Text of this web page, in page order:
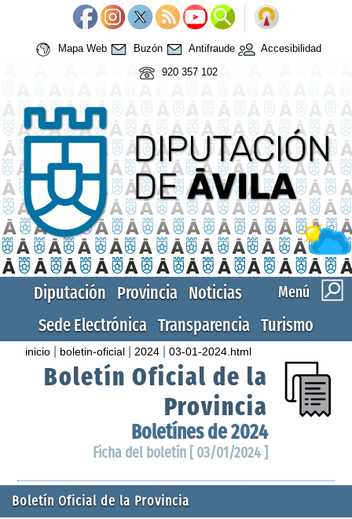
Mapa Web Buzón Antifraude
Accesibilidad
920 357 102
Menú
Diputación Provincia Noticias
Sede Electrónica Transparencia Turismo
inicio boletin-oficial 2024 |03-01-2024.html
Boletín Oficial de la
Provincia
Boletínes de 2024
Ficha del boletín [ 03/01/2024 ]
Boletín Oficial de la Provincia